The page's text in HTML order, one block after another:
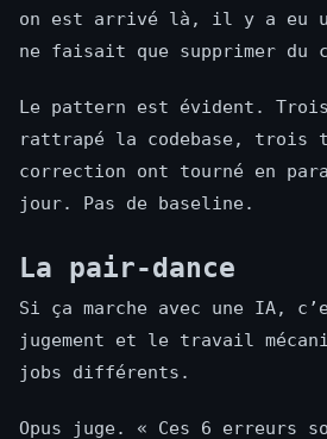
on est arrivé là, il y a eu
ne faisait que supprimer du
Le pattern est évident.
rattrapé la codebase, trois
correction ont tourné en
jour. Pas de baseline.
La pair-dance
Si ça marche avec une IA,
jugement et le travail
jobs différents.
Opus juge. « Ces 6 erreurs